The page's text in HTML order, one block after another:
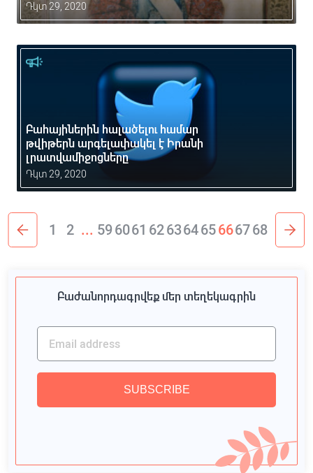
Դկտ 29, 2020
Բահայիներին հալածելու համար
թվիթերն արգելափակել է Իրանի
լրատվամիջոցները
Դկտ 29, 2020
1 2 ... 59 6061 62636465666768
Բաժանորդագրվեք մեր տեղեկագրին
SUBSCRIBE